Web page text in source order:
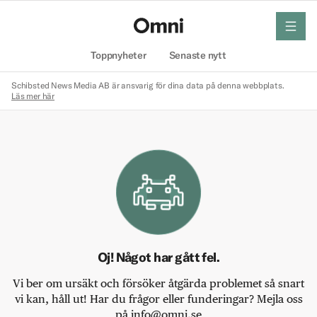
Toppnyheter Senaste nytt
meny
Schibsted News Media AB är ansvarig för dina data på denna webbplats.
Läs mer här
Oj! Något har gått fel.
Vi ber om ursäkt och försöker åtgärda problemet så snart
vi kan, håll ut! Har du frågor eller funderingar? Mejla oss